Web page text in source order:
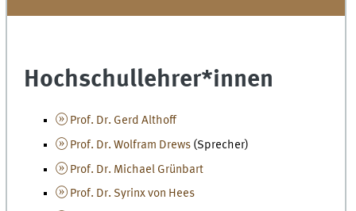
Hochschullehrer*innen
Prof. Dr. Gerd Althoff
Prof. Dr. Wolfram Drews (Sprecher)
Prof. Dr. Michael Grünbart
Prof. Dr. Syrinx von Hees